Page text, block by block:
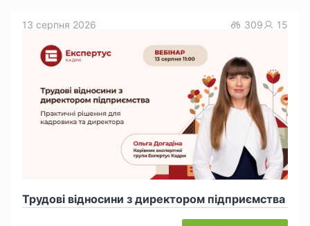
Трудові відносини з директором підприємства
13 серпня 2026 309 15